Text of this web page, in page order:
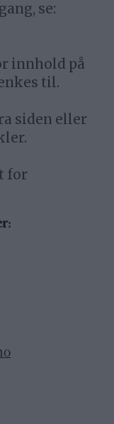
se:
innhold på
til.
siden eller
for